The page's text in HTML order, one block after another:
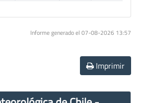
Informe generado el 07-08-2026 13:57
Imprimir